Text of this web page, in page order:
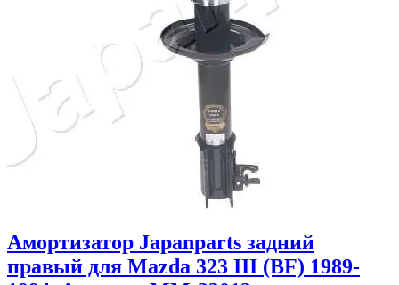
Амортизатор Japanparts задний
правый для Mazda 323 III (BF) 1989-